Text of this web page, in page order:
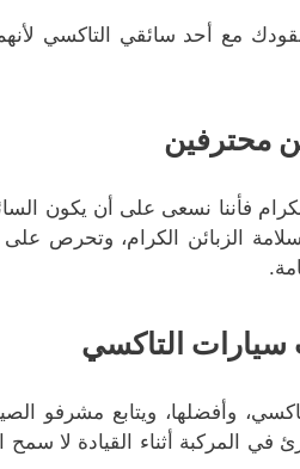
مع أحد سائقي التاكسي لأنهم
محترفين
فأننا نسعى على أن يكون
الزبائن الكرام، وتحرص
سيارات التاكسي
وأفضلها، ويتابع مشرفو
أثناء القيادة لا سمح